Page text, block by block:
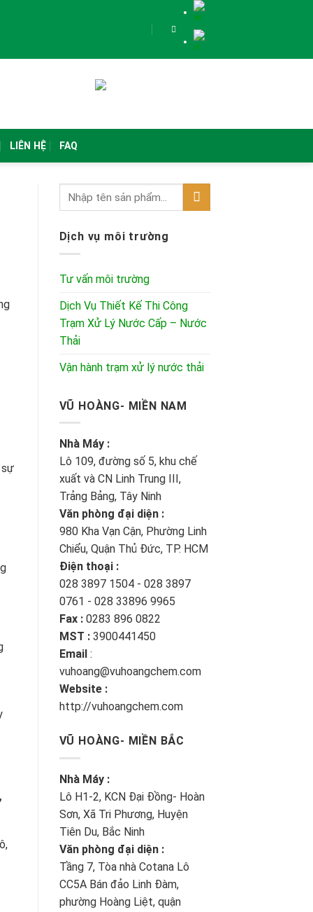
LIÊN HỆ FAQ
sự
Dịch vụ môi trường
Tư vấn môi trường
Dịch Vụ Thiết Kế Thi Công
Trạm Xử Lý Nước Cấp – Nước
Thải
Vận hành trạm xử lý nước thải
VŨ HOÀNG- MIỀN NAM
Nhà Máy :
Lô 109, đường số 5, khu chế
xuất và CN Linh Trung III,
Trảng Bảng, Tây Ninh
Văn phòng đại diện :
980 Kha Vạn Cận, Phường Linh
Chiểu, Quận Thủ Đức, TP. HCM
Điện thoại :
028 3897 1504 - 028 3897
0761 - 028 33896 9965
Fax : 0283 896 0822
MST : 3900441450
Email :
vuhoang@vuhoangchem.com
Website :
http://vuhoangchem.com
VŨ HOÀNG- MIỀN BẮC
Nhà Máy :
Lô H1-2, KCN Đại Đồng- Hoàn
Sơn, Xã Tri Phương, Huyện
Tiên Du, Bắc Ninh
Văn phòng đại diện :
Tầng 7, Tòa nhà Cotana Lô
CC5A Bán đảo Linh Đàm,
phường Hoàng Liệt, quận